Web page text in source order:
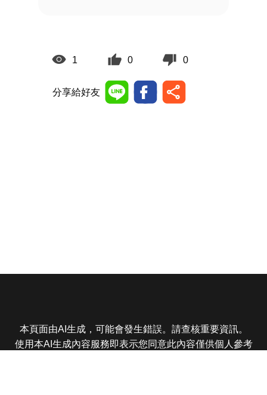
1 0 0
分享給好友
本頁面由AI生成，可能會發生錯誤。請查核重要資訊。
使用本AI生成內容服務即表示您同意此內容僅供個人參考